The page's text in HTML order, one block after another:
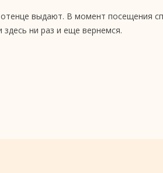
выдают. В момент посещения
ни раз и еще вернемся.